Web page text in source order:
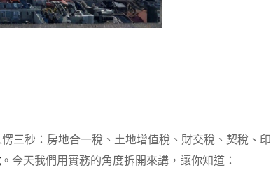
三秒：房地合一稅、土地增值稅、財交稅、契稅、印
。今天我們用實務的角度拆開來講，讓你知道：